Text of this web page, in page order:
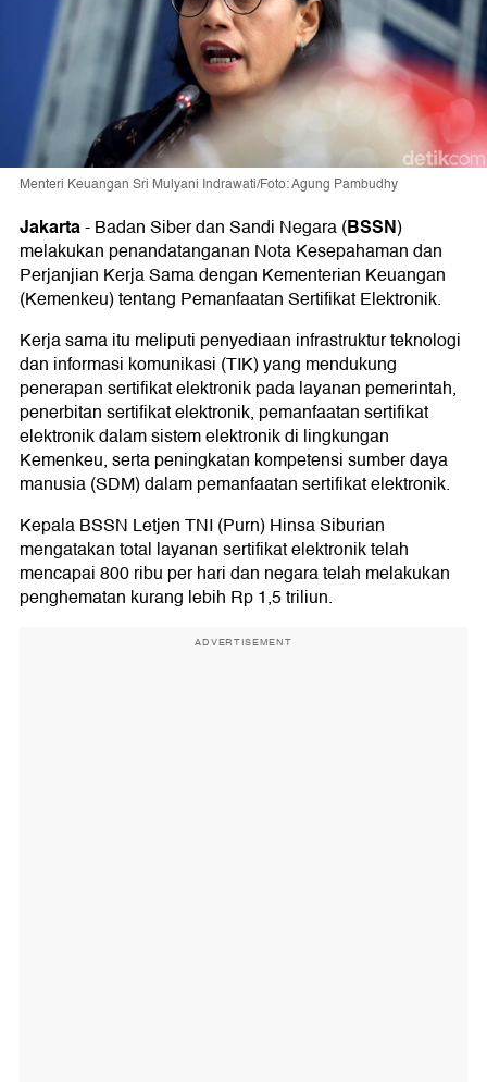
Menteri Keuangan Sri Mulyani Indrawati/Foto: Agung Pambudhy
Jakarta-Badan Siber dan Sandi Negara (BSSN)
melakukan penandatanganan Nota Kesepahaman dan
Perjanjian Kerja Sama dengan Kementerian Keuangan
(Kemenkeu) tentang Pemanfaatan Sertifikat Elektronik.
Kerja sama itu meliputi penyediaan infrastruktur teknologi
dan informasi komunikasi (TIK) yang mendukung
penerapan sertifikat elektronik pada layanan pemerintah,
penerbitan sertifikat elektronik, pemanfaatan sertifikat
elektronik dalam sistem elektronik di lingkungan
Kemenkeu, serta peningkatan kompetensi sumber daya
manusia (SDM) dalam pemanfaatan sertifikat elektronik.
Kepala BSSN Letjen TNI (Purn) Hinsa Siburian
mengatakan total layanan sertifikat elektronik telah
mencapai 800 ribu per hari dan negara telah melakukan
penghematan kurang lebih Rp 1,5 triliun.
ADVERTISEMENT